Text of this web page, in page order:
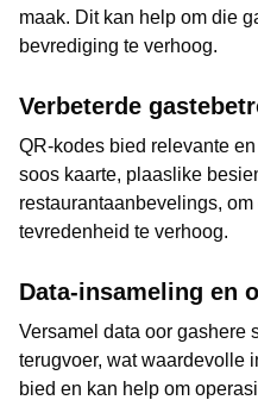
maak. Dit kan help om die
bevrediging te verhoog.
Verbeterde
QR-kodes bied relevante
soos kaarte, plaaslike
restaurantaanbevelings,
tevredenheid te verhoog.
Data-insameling en
Versamel data oor gashere
terugvoer, wat waardevolle
bied en kan help om